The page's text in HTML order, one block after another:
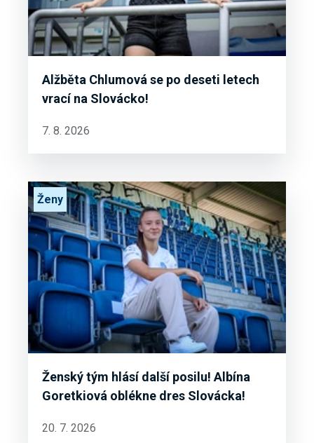
Alžběta Chlumová se po deseti letech
vrací na Slovácko!
7. 8. 2026
Ženský tým hlásí další posilu! Albína
Goretkiová oblékne dres Slovácka!
Ženy
20. 7. 2026